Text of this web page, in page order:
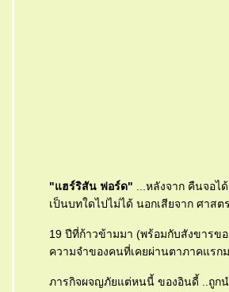
"แฮร์ริสัน ฟอร์ด" ...หลังจาก คืนจอไ
เป็นบทใดไปไม่ได้ นอกเสียจาก ศา
19 ปีที่ก้าวข้ามมา (พร้อมกับสังขารข
ความจำของคนที่เคยผ่านตาภาคแรก
ภารกิจผจญภัยแต่หนนี้ ของอินดี้ ..ถูกน